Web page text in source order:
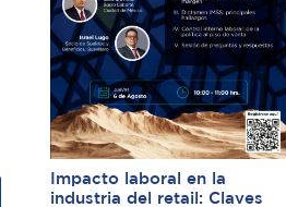
Impacto laboral en la
industria del retail: Claves